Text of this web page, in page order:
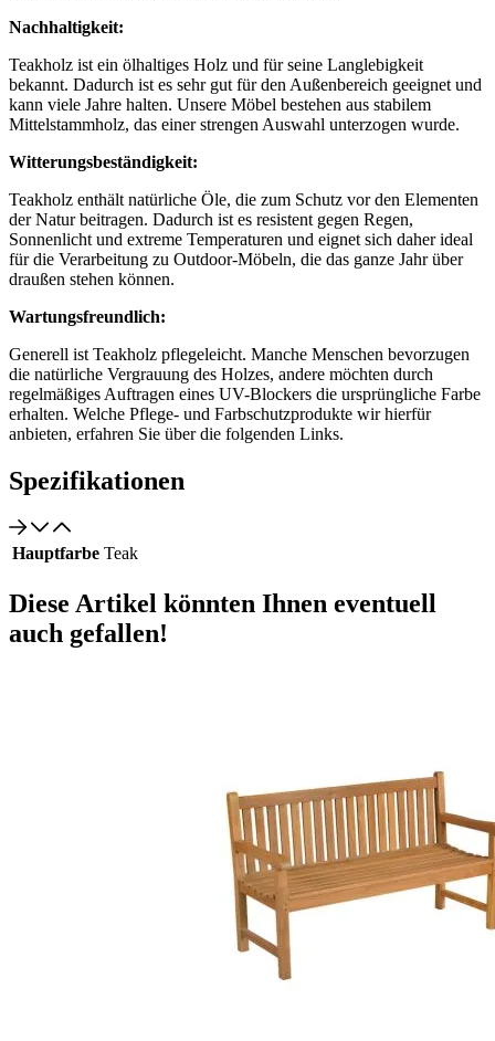
Nachhaltigkeit:
Teakholz ist ein ölhaltiges Holz und für seine Langlebigkeit
bekannt. Dadurch ist es sehr gut für den Außenbereich geeignet und
kann viele Jahre halten. Unsere Möbel bestehen aus stabilem
Mittelstammholz, das einer strengen Auswahl unterzogen wurde.
Witterungsbeständigkeit:
Teakholz enthält natürliche Öle, die zum Schutz vor den Elementen
der Natur beitragen. Dadurch ist es resistent gegen Regen,
Sonnenlicht und extreme Temperaturen und eignet sich daher ideal
für die Verarbeitung zu Outdoor-Möbeln, die das ganze Jahr über
draußen stehen können.
Wartungsfreundlich:
Generell ist Teakholz pflegeleicht. Manche Menschen bevorzugen
die natürliche Vergrauung des Holzes, andere möchten durch
regelmäßiges Auftragen eines UV-Blockers die ursprüngliche Farbe
erhalten. Welche Pflege- und Farbschutzprodukte wir hierfür
anbieten, erfahren Sie über die folgenden Links.
Spezifikationen
Hauptfarbe Teak
Diese Artikel könnten Ihnen eventuell
auch gefallen!